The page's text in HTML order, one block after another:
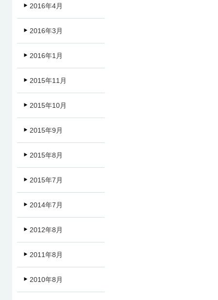
2016年4月
2016年3月
2016年1月
2015年11月
2015年10月
2015年9月
2015年8月
2015年7月
2014年7月
2012年8月
2011年8月
2010年8月